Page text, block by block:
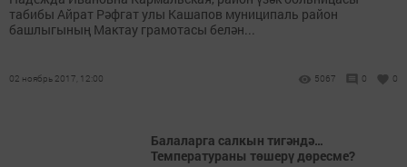
табибы Айрат Рәфгат улы Кашапов муниципаль район
башлыгының Мактау грамотасы белән...
02 ноябрь 2017, 12:00 5067 0 0
Балаларга салкын тигәндә…
Температураны төшерү дөресме?